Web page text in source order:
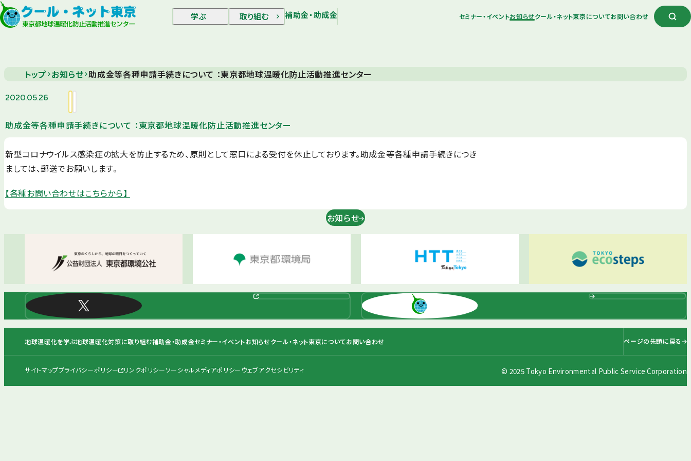
学ぶ 取り組む 補助金・助成金 セミナー・イベントお知らせクール・ネット東京についてお問い合わせ
トップ お知らせ 助成金等各種申請手続きについて ：東京都地球温暖化防止活動推進センター
2020.05.26
助成金等各種申請手続きについて ：東京都地球温暖化防止活動推進センター
新型コロナウイルス感染症の拡大を防止するため、原則として窓口による受付を休止しております。助成金等各種申請手続きにつき
ましては、郵送でお願いします。
【各種お問い合わせはこちらから】
お知らせ
地球温暖化を学ぶ地球温暖化対策に取り組む補助金・助成金セミナー・イベントお知らせクール・ネット東京についてお問い合わせ ページの先頭に戻る
サイトマッププライバシーポリシー リンクポリシーソーシャルメディアポリシー ウェブアクセシビリティ © 2025 Tokyo Environmental Public Service Corporation